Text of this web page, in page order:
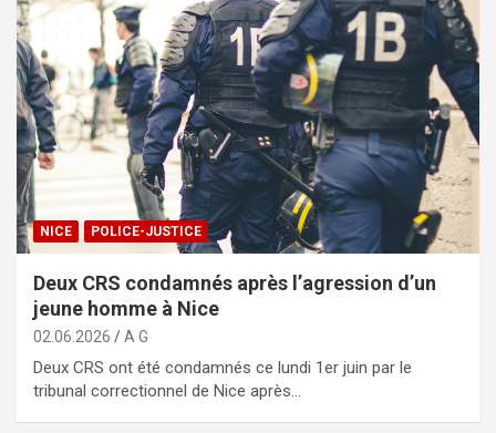
NICE POLICE-JUSTICE
Deux CRS condamnés après l’agression d’un
jeune homme à Nice
02.06.2026 A G
Deux CRS ont été condamnés ce lundi 1er juin par le
tribunal correctionnel de Nice après…